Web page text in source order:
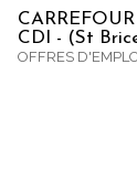
CDI - (St
OFFRES